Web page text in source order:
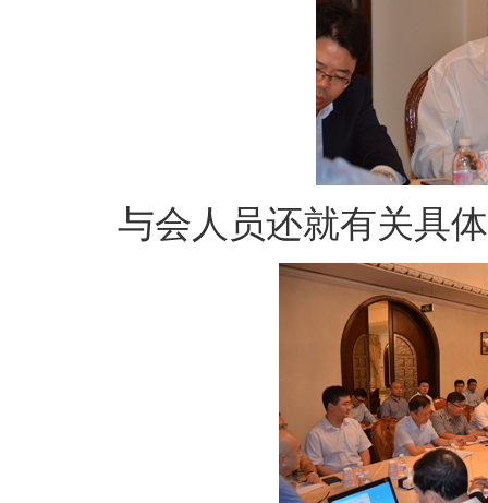
与会人员还就有关具体